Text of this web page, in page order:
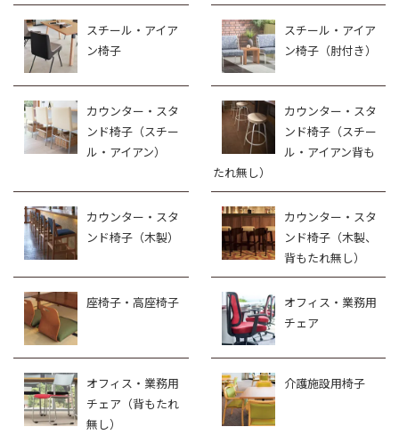
スチール・アイア
ン椅子
スチール・アイア
ン椅子（肘付き）
カウンター・スタ
ンド椅子（スチー
ル・アイアン）
カウンター・スタ
ンド椅子（スチー
ル・アイアン背も
たれ無し）
カウンター・スタ
ンド椅子（木製）
カウンター・スタ
ンド椅子（木製、
背もたれ無し）
座椅子・高座椅子
オフィス・業務用
チェア
オフィス・業務用
チェア（背もたれ
無し）
介護施設用椅子